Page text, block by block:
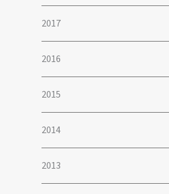
2017
2016
2015
2014
2013